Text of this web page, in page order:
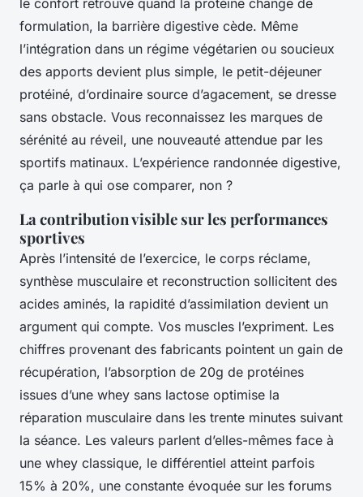
le confort retrouvé quand la protéine change de
formulation, la barrière digestive cède. Même
l’intégration dans un régime végétarien ou soucieux
des apports devient plus simple, le petit-déjeuner
protéiné, d’ordinaire source d’agacement, se dresse
sans obstacle. Vous reconnaissez les marques de
sérénité au réveil, une nouveauté attendue par les
sportifs matinaux. L’expérience randonnée digestive,
ça parle à qui ose comparer, non ?
La contribution visible sur les performances
sportives
Après l’intensité de l’exercice, le corps réclame,
synthèse musculaire et reconstruction sollicitent des
acides aminés, la rapidité d’assimilation devient un
argument qui compte. Vos muscles l’expriment. Les
chiffres provenant des fabricants pointent un gain de
récupération, l’absorption de 20g de protéines
issues d’une whey sans lactose optimise la
réparation musculaire dans les trente minutes suivant
la séance. Les valeurs parlent d’elles-mêmes face à
une whey classique, le différentiel atteint parfois
15% à 20%, une constante évoquée sur les forums